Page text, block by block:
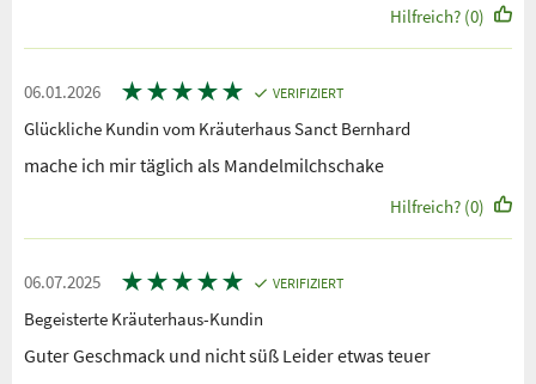
Hilfreich? (0)
06.01.2026 ★★★★★ VERIFIZIERT
Glückliche Kundin vom Kräuterhaus Sanct Bernhard
mache ich mir täglich als Mandelmilchschake
Hilfreich? (0)
06.07.2025 ★★★★★ VERIFIZIERT
Begeisterte Kräuterhaus-Kundin
Guter Geschmack und nicht süß Leider etwas teuer